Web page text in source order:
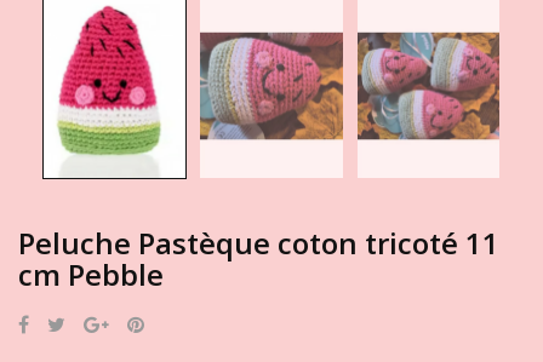
Peluche Pastèque coton tricoté 11
cm Pebble
PartagerTweet Google+